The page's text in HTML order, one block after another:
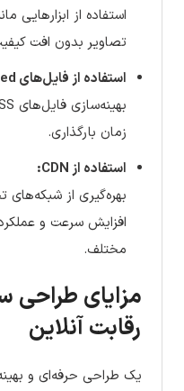
تصاویر بدون افت
استفاده از فایل‌های minified:
زمان بارگذاری.
استفاده از CDN:
افزایش سرعت و
مختلف.
مزایای طراحی
رقابت آنلاین
یک طراحی حرفه‌ای و